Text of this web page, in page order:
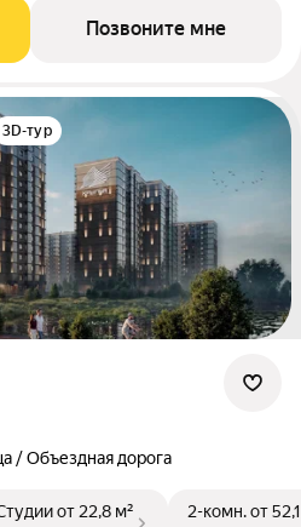
Позвоните мне
3D-тур
/ Объездная дорога
от 22,8 м²
2-комн.от